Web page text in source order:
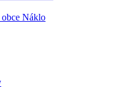
Náklo